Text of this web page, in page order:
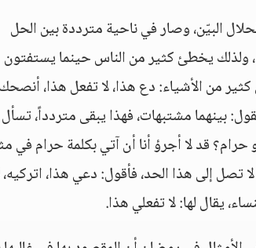
البيّن، وصار في ناحية مترددة بين الحل
ولذلك يخطئ كثير من الناس حينما يستفتون
من الأشياء: دع هذا، لا تفعل هذا، أنصحك
بينهما مشتبهات، فهذا يبقى متردداً، تسأل
قد لا أجرؤ أنا أن آتي بكلمة حرام في
تصل إلى هذا الحد، فأقول: دعي هذا، اتركيه،
يقال لها: لا تفعلي هذا.